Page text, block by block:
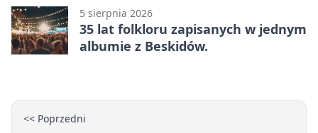
w Dankowicach
5 sierpnia 2026
35 lat folkloru zapisanych w jednym
albumie z Beskidów.
<< Poprzedni